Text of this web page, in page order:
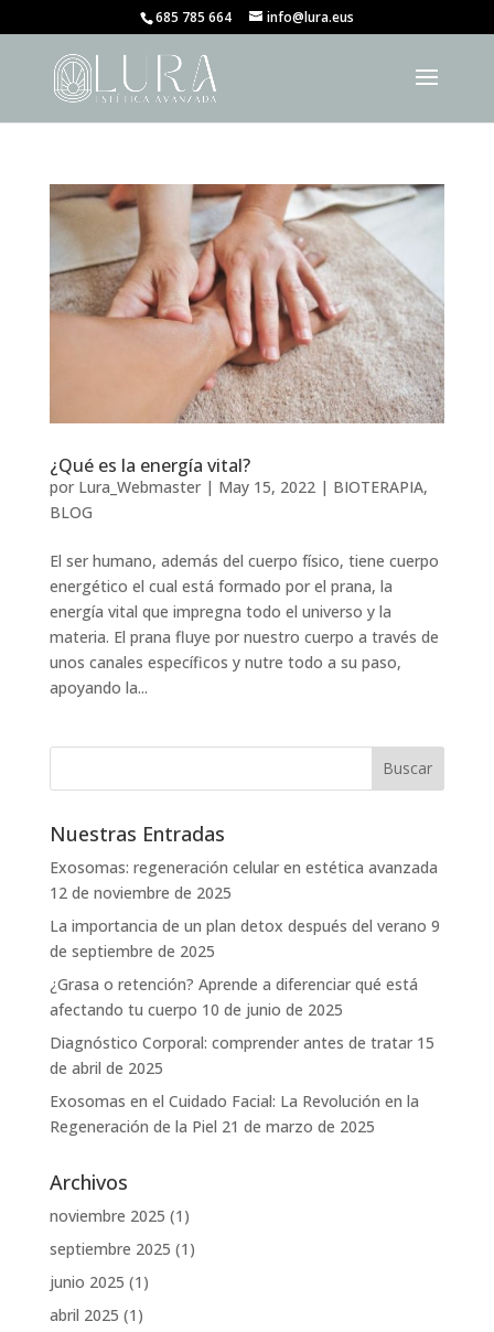
685 785 664 info@lura.eus
¿Qué es la energía vital?
por Lura_Webmaster| May 15, 2022| BIOTERAPIA,
BLOG
El ser humano, además del cuerpo físico, tiene cuerpo
energético el cual está formado por el prana, la
energía vital que impregna todo el universo y la
materia. El prana fluye por nuestro cuerpo a través de
unos canales específicos y nutre todo a su paso,
apoyando la...
Nuestras Entradas
Exosomas: regeneración celular en estética avanzada
12 de noviembre de 2025
La importancia de un plan detox después del verano 9
de septiembre de 2025
¿Grasa o retención? Aprende a diferenciar qué está
afectando tu cuerpo 10 de junio de 2025
Diagnóstico Corporal: comprender antes de tratar 15
de abril de 2025
Exosomas en el Cuidado Facial: La Revolución en la
Regeneración de la Piel 21 de marzo de 2025
Archivos
noviembre 2025 (1)
septiembre 2025 (1)
junio 2025 (1)
abril 2025 (1)